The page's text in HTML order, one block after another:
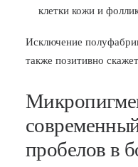
клетки кожи и
Исключение
также позитивно
пробелов в